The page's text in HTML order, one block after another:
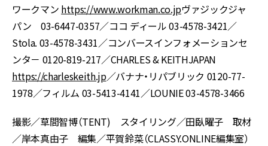
ワークマン https://www.workman.co.jpヴァジックジャ
パン 03-6447-0357／ココ ディール 03-4578-3421／
Stola. 03-4578-3431／コンバースインフォメーションセ
ンタ－ 0120-819-217／CHARLES & KEITHJAPAN
https://charleskeith.jp／バナナ・リパブリック 0120-77-
1978／フィルム 03-5413-4141／LOUNIE 03-4578-3466
撮影／草間智博（TENT) スタイリング／田臥曜子 取材
／岸本真由子 編集／平賀鈴菜（CLASSY.ONLINE編集室）